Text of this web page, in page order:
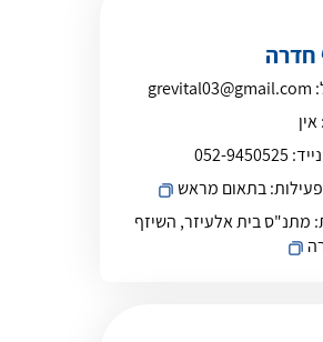
חדרה
grevital03@gmail.com
אין
052-9450525
בתאום מראש
מתנ"ס בית אלעיזר, השיזף